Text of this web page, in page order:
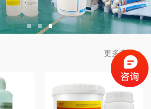
更多产品